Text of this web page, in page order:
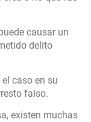
causar un
delito
caso en su
falso.
existen muchas